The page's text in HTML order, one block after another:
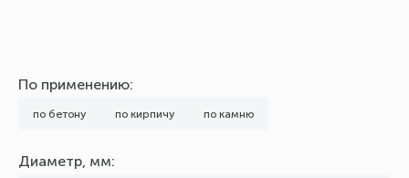
По применению:
по бетону по кирпичу по камню
Диаметр, мм: